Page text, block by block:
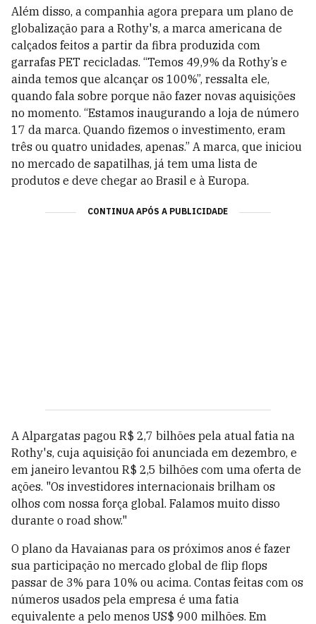
Além disso, a companhia agora prepara um plano de
globalização para a Rothy's, a marca americana de
calçados feitos a partir da fibra produzida com
garrafas PET recicladas. “Temos 49,9% da Rothy’s e
ainda temos que alcançar os 100%”, ressalta ele,
quando fala sobre porque não fazer novas aquisições
no momento. “Estamos inaugurando a loja de número
17 da marca. Quando fizemos o investimento, eram
três ou quatro unidades, apenas.” A marca, que iniciou
no mercado de sapatilhas, já tem uma lista de
produtos e deve chegar ao Brasil e à Europa.
CONTINUA APÓS A PUBLICIDADE
A Alpargatas pagou R$ 2,7 bilhões pela atual fatia na
Rothy's, cuja aquisição foi anunciada em dezembro, e
em janeiro levantou R$ 2,5 bilhões com uma oferta de
ações. "Os investidores internacionais brilham os
olhos com nossa força global. Falamos muito disso
durante o road show."
O plano da Havaianas para os próximos anos é fazer
sua participação no mercado global de flip flops
passar de 3% para 10% ou acima. Contas feitas com os
números usados pela empresa é uma fatia
equivalente a pelo menos US$ 900 milhões. Em